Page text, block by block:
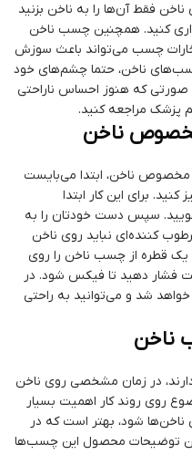
فقط آن‌ها را به ناخن بزنید
کنید. همچنین چسب ناخن
چسب می‌تواند باعث سوزش
ناخن، حتما چشم‌های خود
و در صورتی که هنوز احساس ناراحتی
مراجعه کنید.
ناخن
ناخن، ابتدا می‌بایست
برای این کار ابتدا
سپس دست خودتان را به
کننده‌ای نباید روی ناخن
یک قطره از چسب ناخن را روی
فشار دهید تا فیکس شود. در
شد و می‌توانید به راحتی
ناخن
در زمان مشخصی روی ناخن
روی روند کار اهمیت بسیار
ناخن‌ها شود، بهتر است که در
توضیحات محصول این چسب‌ها